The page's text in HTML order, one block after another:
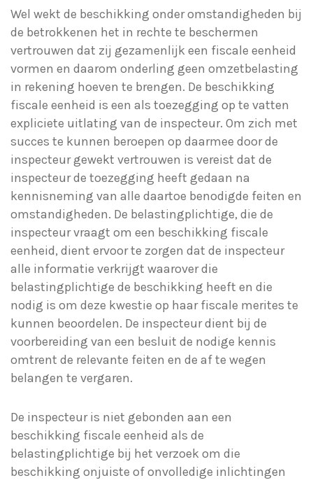
Wel wekt de beschikking onder omstandigheden bij
de betrokkenen het in rechte te beschermen
vertrouwen dat zij gezamenlijk een fiscale eenheid
vormen en daarom onderling geen omzetbelasting
in rekening hoeven te brengen. De beschikking
fiscale eenheid is een als toezegging op te vatten
expliciete uitlating van de inspecteur. Om zich met
succes te kunnen beroepen op daarmee door de
inspecteur gewekt vertrouwen is vereist dat de
inspecteur de toezegging heeft gedaan na
kennisneming van alle daartoe benodigde feiten en
omstandigheden. De belastingplichtige, die de
inspecteur vraagt om een beschikking fiscale
eenheid, dient ervoor te zorgen dat de inspecteur
alle informatie verkrijgt waarover die
belastingplichtige de beschikking heeft en die
nodig is om deze kwestie op haar fiscale merites te
kunnen beoordelen. De inspecteur dient bij de
voorbereiding van een besluit de nodige kennis
omtrent de relevante feiten en de af te wegen
belangen te vergaren.
De inspecteur is niet gebonden aan een
beschikking fiscale eenheid als de
belastingplichtige bij het verzoek om die
beschikking onjuiste of onvolledige inlichtingen